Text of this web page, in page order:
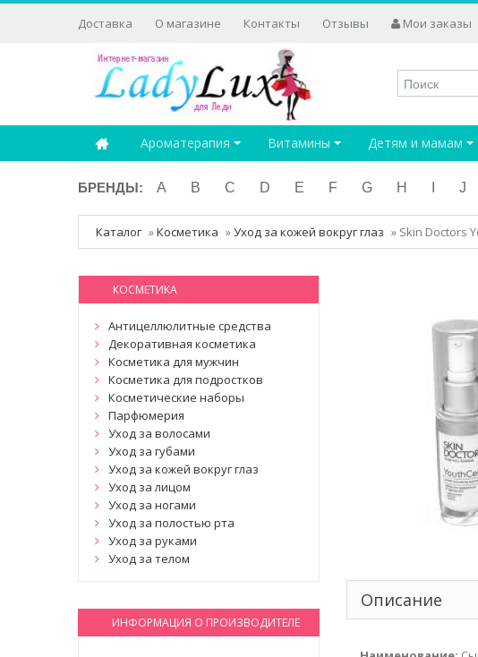
Доставка О магазине Контакты Отзывы Мои заказы
Ароматерапия Витамины Детям и мамам
БРЕНДЫ: A B C D E F G H J
Каталог »Косметика »Уход за кожей вокруг глаз » Skin Doctors
Описание
КОСМЕТИКА
Антицеллюлитные средства
Декоративная косметика
Косметика для мужчин
Косметика для подростков
Косметические наборы
Парфюмерия
Уход за волосами
Уход за губами
Уход за кожей вокруг глаз
Уход за лицом
Уход за ногами
Уход за полостью рта
Уход за руками
Уход за телом
ИНФОРМАЦИЯ О ПРОИЗВОДИТЕЛЕ